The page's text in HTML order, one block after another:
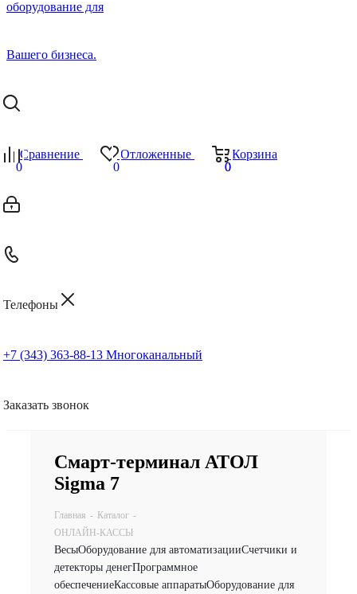
Сравнение
0
Отложенные
0
Корзина
0
0
Телефоны
+7 (343) 363-88-13 Многоканальный
Заказать звонок
Смарт-терминал АТОЛ
Sigma 7
Главная - Каталог -
ОНЛАЙН-КАССЫ
ВесыОборудование для автоматизацииСчетчики и
детекторы денегПрограммное
обеспечениеКассовые аппаратыОборудование для